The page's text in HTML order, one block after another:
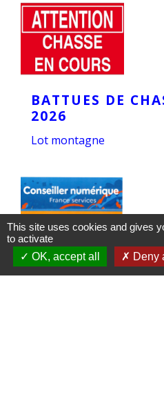
BATTUES DE
2026
Lot montagne
FRANCE
This site uses cookies and gives
to activate
OK, accept all
Deny